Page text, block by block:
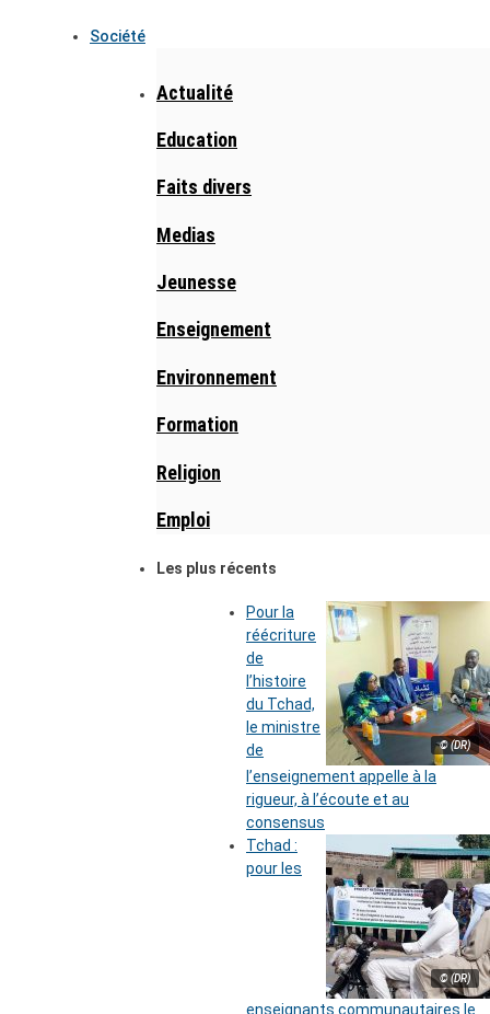
Société
Actualité
Education
Faits divers
Medias
Jeunesse
Enseignement
Environnement
Formation
Religion
Emploi
Les plus récents
© (DR)
Pour la
réécriture
de
l’histoire
du Tchad,
le ministre
de
l’enseignement appelle à la
rigueur, à l’écoute et au
consensus
© (DR)
Tchad :
pour les
enseignants communautaires le